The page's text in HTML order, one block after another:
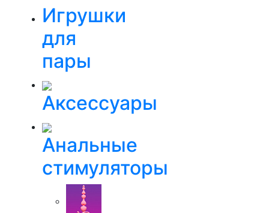
Игрушки
для
пары
Аксессуары
Анальные
стимуляторы